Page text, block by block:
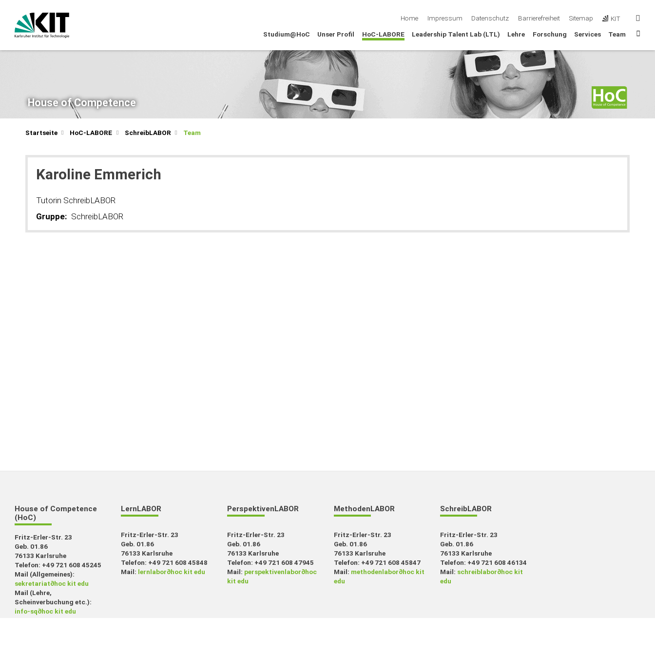
Home
Impressum Datenschutz Barrierefreiheit Sitemap KIT
Studium@HoC Unser Profil HoC-LABORE Leadership Talent Lab (LTL) Lehre Forschung Services Team
House of Competence
Startseite HoC-LABORE SchreibLABOR Team
Karoline Emmerich
Tutorin SchreibLABOR
Gruppe: SchreibLABOR
House of Competence
(HoC)
Fritz-Erler-Str. 23
Geb. 01.86
76133 Karlsruhe
Telefon: +49 721 608 45245
Mail (Allgemeines):
sekretariat∂hoc kit edu
Mail (Lehre,
Scheinverbuchung etc.):
info-sq∂hoc kit edu
LernLABOR
Fritz-Erler-Str. 23
Geb. 01.86
76133 Karlsruhe
Telefon: +49 721 608 45848
Mail: lernlabor∂hoc kit edu
PerspektivenLABOR
Fritz-Erler-Str. 23
Geb. 01.86
76133 Karlsruhe
Telefon: +49 721 608 47945
Mail: perspektivenlabor∂hoc
kit edu
MethodenLABOR
Fritz-Erler-Str. 23
Geb. 01.86
76133 Karlsruhe
Telefon: +49 721 608 45847
Mail: methodenlabor∂hoc kit
edu
SchreibLABOR
Fritz-Erler-Str. 23
Geb. 01.86
76133 Karlsruhe
Telefon: +49 721 608 46134
Mail: schreiblabor∂hoc kit
edu